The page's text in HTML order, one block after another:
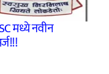
मध्ये नवीन